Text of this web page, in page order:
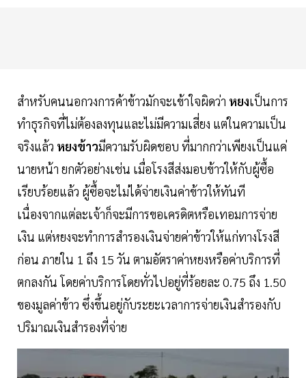
สำหรับคนนอกวงการค้าข้าวมักจะเข้าใจผิดว่า หยงเป็นการ
ทำธุรกิจที่ไม่ต้องลงทุนและไม่มีความเสี่ยง แต่ในความเป็น
จริงแล้ว หยงข้าวมีความรับผิดชอบ ที่มากกว่าเพียงเป็นแค่
นายหน้า ยกตัวอย่างเช่น เมื่อโรงสีส่งมอบข้าวให้กับผู้ซื้อ
เรียบร้อยแล้ว ผู้ซื้อจะไม่ได้จ่ายเงินค่าข้าวให้ทันที
เนื่องจากแต่ละเจ้าก็จะมีการขอเครดิตหรือเทอมการจ่าย
เงิน แต่หยงจะทำการสำรองเงินจ่ายค่าข้าวให้แก่ทางโรงสี
ก่อน ภายใน 1 ถึง 15 วัน ตามอัตราค่าหยงหรือค่าบริการที่
ตกลงกัน โดยค่าบริการโดยทั่วไปอยู่ที่ร้อยละ 0.75 ถึง 1.50
ของมูลค่าข้าว ซึ่งขึ้นอยู่กับระยะเวลาการจ่ายเงินสำรองกับ
ปริมาณเงินสำรองที่จ่าย